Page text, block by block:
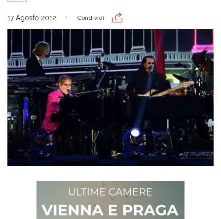
17 Agosto 2012 Condividi